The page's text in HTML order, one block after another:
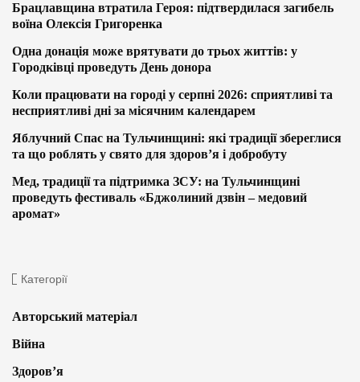
Брацлавщина втратила Героя: підтвердилася загибель
воїна Олексія Григоренка
Одна донація може врятувати до трьох життів: у
Городківці проведуть День донора
Коли працювати на городі у серпні 2026: сприятливі та
несприятливі дні за місячним календарем
Яблучний Спас на Тульчинщині: які традиції збереглися
та що роблять у свято для здоров’я і добробуту
Мед, традиції та підтримка ЗСУ: на Тульчинщині
проведуть фестиваль «Бджолиний дзвін – медовий
аромат»
Категорії
Авторський матеріал
Війна
Здоров’я